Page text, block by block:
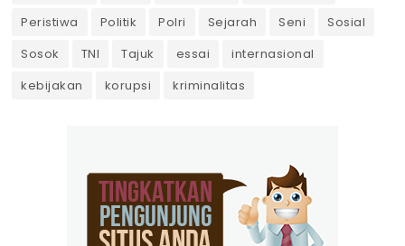
Peristiwa
Politik Polri Sejarah Seni
Sosial
Sosok
TNI Tajuk essai
internasional
kebijakan
korupsi kriminalitas